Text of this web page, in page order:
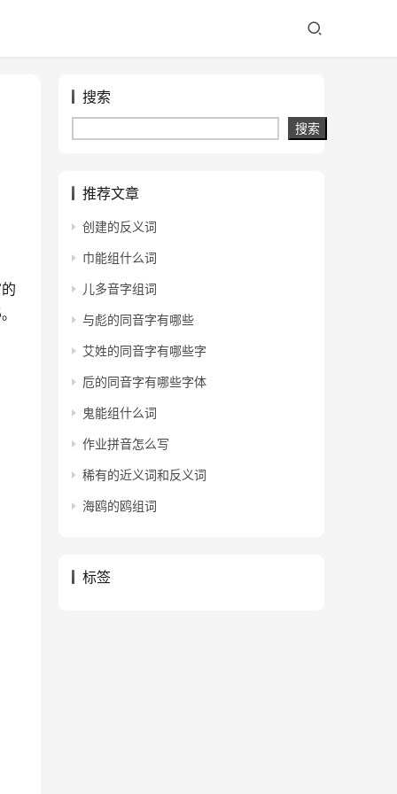
搜索
搜索
推荐文章
创建的反义词
巾能组什么词
儿多音字组词
与彪的同音字有哪些
艾姓的同音字有哪些字
卮的同音字有哪些字体
鬼能组什么词
作业拼音怎么写
稀有的近义词和反义词
海鸥的鸥组词
标签